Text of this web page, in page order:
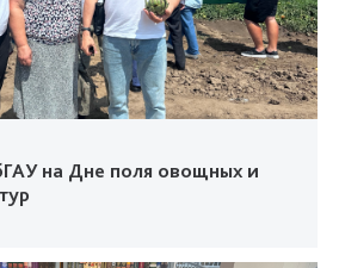
на Дне поля овощных и